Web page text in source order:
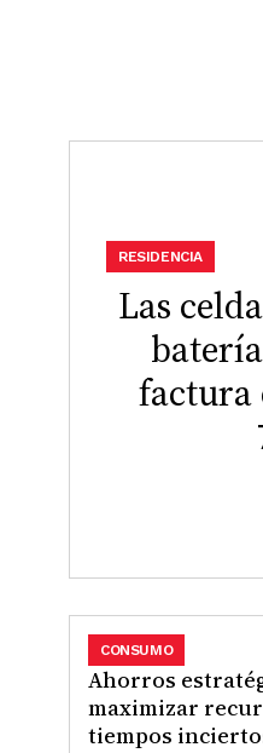
Las
factura
RESIDENCIA
Ahorros
maximizar
tiempos
CONSUMO